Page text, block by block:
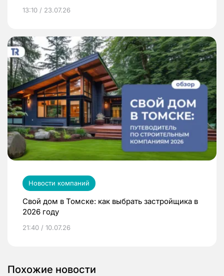
13:10 / 23.07.26
Новости компаний
Свой дом в Томске: как выбрать застройщика в
2026 году
21:40 / 10.07.26
Похожие новости